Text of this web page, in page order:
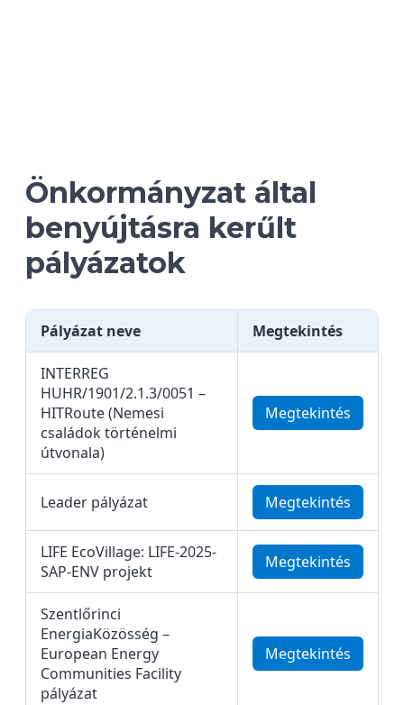
Önkormányzat által
benyújtásra kerűlt
pályázatok
Pályázat neve Megtekintés
INTERREG
HUHR/1901/2.1.3/0051 –
HITRoute (Nemesi
családok történelmi
útvonala)
Megtekintés
Leader pályázat Megtekintés
LIFE EcoVillage: LIFE-2025-
SAP-ENV projekt
Megtekintés
Szentlőrinci
EnergiaKözösség –
European Energy
Communities Facility
pályázat
Megtekintés